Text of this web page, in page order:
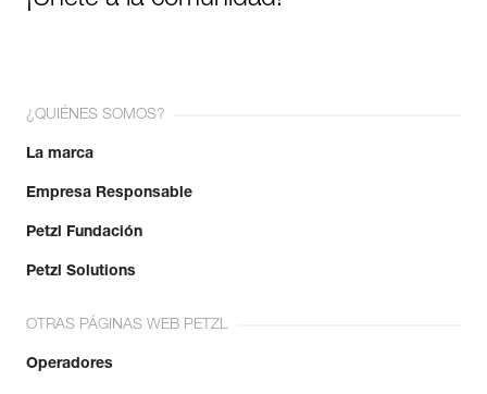
¿QUIÉNES SOMOS?
La marca
Empresa Responsable
Petzl Fundación
Petzl Solutions
OTRAS PÁGINAS WEB PETZL
Operadores